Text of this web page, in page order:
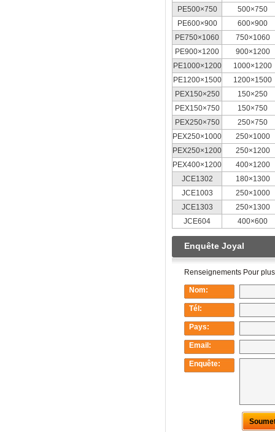
PE500×750
500×750
PE600×900
600×900
PE750×1060
750×1060
PE900×1200
900×1200
PE1000×1200
1000×1200
PE1200×1500
1200×1500
PEX150×250
150×250
PEX150×750
150×750
PEX250×750
250×750
PEX250×1000
250×1000
PEX250×1200
250×1200
PEX400×1200
400×1200
JCE1302
180×1300
JCE1003
250×1000
JCE1303
250×1300
JCE604
400×600